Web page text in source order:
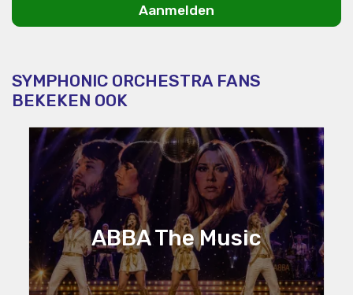
Aanmelden
SYMPHONIC ORCHESTRA FANS
BEKEKEN OOK
ABBA The Music